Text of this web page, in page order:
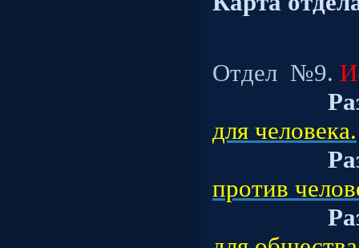
Отдел №9.
для человека.
против